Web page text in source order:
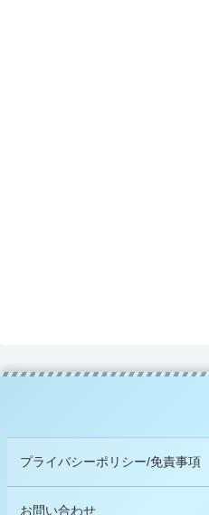
プライバシーポリシー/免責事項
お問い合わせ